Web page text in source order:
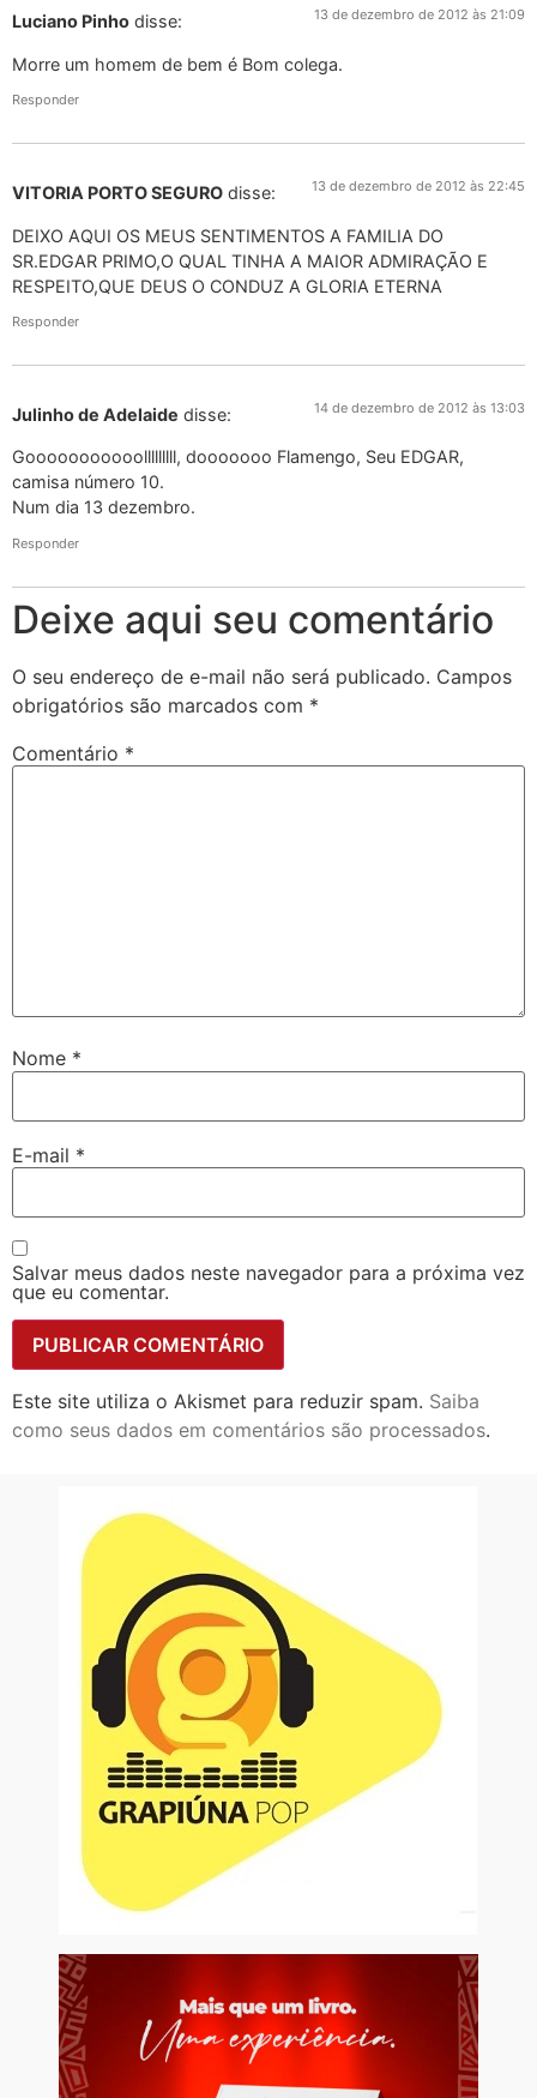
Luciano Pinho disse: 13 de dezembro de 2012 às 21:09
Morre um homem de bem é Bom colega.
Responder
VITORIA PORTO SEGURO disse: 13 de dezembro de 2012 às 22:45
DEIXO AQUI OS MEUS SENTIMENTOS A FAMILIA DO
SR.EDGAR PRIMO,O QUAL TINHA A MAIOR ADMIRAÇÃO E
RESPEITO,QUE DEUS O CONDUZ A GLORIA ETERNA
Responder
Julinho de Adelaide disse: 14 de dezembro de 2012 às 13:03
Gooooooooooolllllllll, dooooooo Flamengo, Seu EDGAR,
camisa número 10.
Num dia 13 dezembro.
Responder
Deixe aqui seu comentário
O seu endereço de e-mail não será publicado. Campos
obrigatórios são marcados com *
Comentário *
Nome *
E-mail *
Salvar meus dados neste navegador para a próxima vez
que eu comentar.
Este site utiliza o Akismet para reduzir spam. Saiba
como seus dados em comentários são processados.